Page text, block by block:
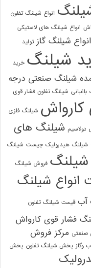
انواع شیلنگ تفلون
انواع شیلنگ های لاستیکی
انواع شیلنگ گاز تولید
شیلنگ خرید
شیلنگ صنعتی درجه
شیلنگ تفلون فشار قوی
شیلنگ فلزی
دولاسیم شیلنگ های
شیلنگ هیدرولیک چیست شیلنگ
فروش شیلنگ
انواع شیلنگ
آب قیمت شیلنگ تفلون
فشار قوی کارواش
صنعتی مرکز فروش
وگاز پخش شیلنگ تفلون پخش